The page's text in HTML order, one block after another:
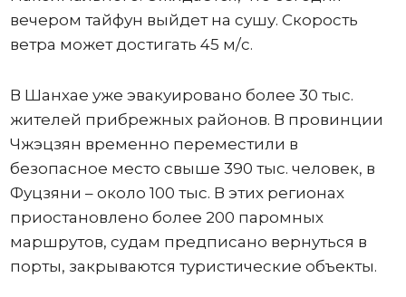
вечером тайфун выйдет на сушу. Скорость
ветра может достигать 45 м/с.
В Шанхае уже эвакуировано более 30 тыс.
жителей прибрежных районов. В провинции
Чжэцзян временно переместили в
безопасное место свыше 390 тыс. человек, в
Фуцзяни – около 100 тыс. В этих регионах
приостановлено более 200 паромных
маршрутов, судам предписано вернуться в
порты, закрываются туристические объекты.